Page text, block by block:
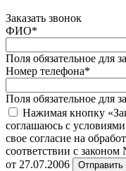
Заказать звонок
ФИО*
Поля обязательное для
Номер телефона*
Поля обязательное для
Нажимая кнопку
соглашаюсь с условиями
свое согласие на
соответствии с
от 27.07.2006
Отправить